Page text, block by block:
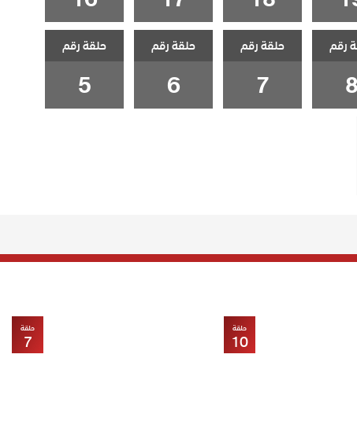
رقم
8
حلقة رقم
7
حلقة رقم
6
حلقة رقم
5
حلقة
10
حلقة
7